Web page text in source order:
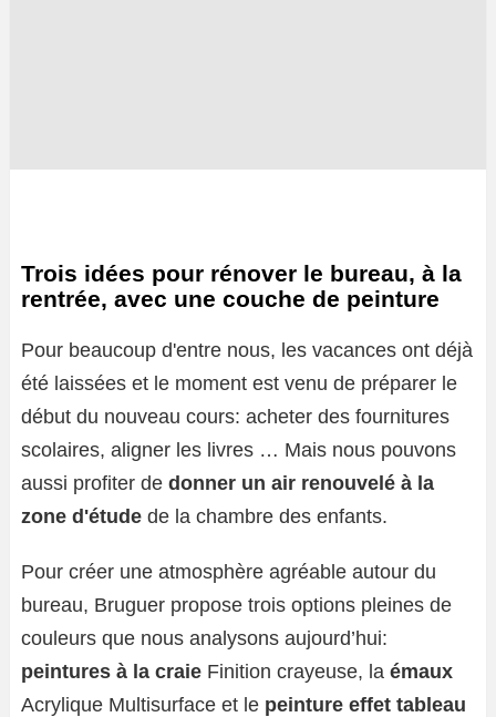
Trois idées pour rénover le bureau, à la
rentrée, avec une couche de peinture
Pour beaucoup d'entre nous, les vacances ont déjà
été laissées et le moment est venu de préparer le
début du nouveau cours: acheter des fournitures
scolaires, aligner les livres … Mais nous pouvons
aussi profiter de donner un air renouvelé à la
zone d'étude de la chambre des enfants.
Pour créer une atmosphère agréable autour du
bureau, Bruguer propose trois options pleines de
couleurs que nous analysons aujourd’hui:
peintures à la craie Finition crayeuse, la émaux
Acrylique Multisurface et le peinture effet tableau